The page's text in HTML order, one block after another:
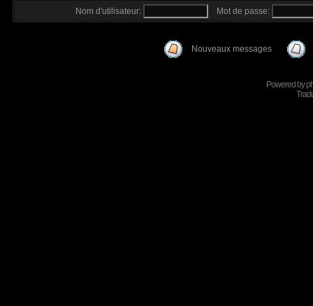
Nom d'utilisateur: Mot de passe:
Nouveaux messages
Powered by